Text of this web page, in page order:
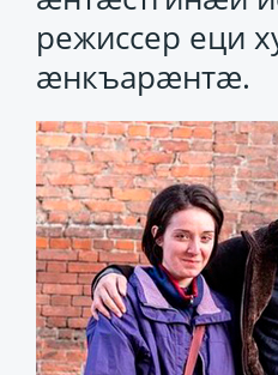
режиссер еци
ӕнкъарӕнтӕ.